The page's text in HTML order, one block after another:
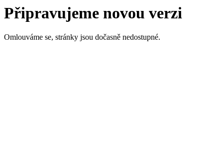
Připravujeme novou verzi
Omlouváme se, stránky jsou dočasně nedostupné.